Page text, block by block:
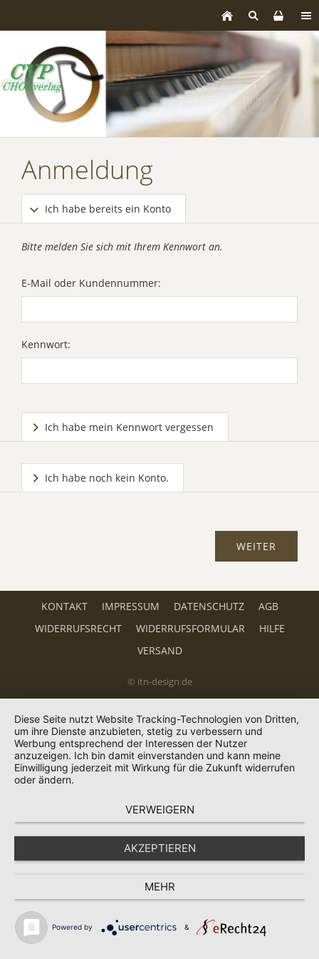
Anmeldung
Ich habe bereits ein Konto
Bitte melden Sie sich mit Ihrem Kennwort an.
E-Mail oder Kundennummer:
Kennwort:
Ich habe mein Kennwort vergessen
Ich habe noch kein Konto.
KONTAKT IMPRESSUM DATENSCHUTZ
AGB
WIDERRUFSRECHT
WIDERRUFSFORMULAR
HILFE
VERSAND
© itn-design.de
Diese Seite nutzt Website Tracking-Technologien von Dritten,
um ihre Dienste anzubieten, stetig zu verbessern und
Werbung entsprechend der Interessen der Nutzer
anzuzeigen. Ich bin damit einverstanden und kann meine
Einwilligung jederzeit mit Wirkung für die Zukunft widerrufen
oder ändern.
VERWEIGERN
AKZEPTIEREN
MEHR
Powered by &